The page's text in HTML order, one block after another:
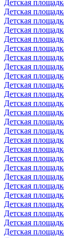
Детская
Детская
Детская
Детская
Детская
Детская
Детская
Детская
Детская
Детская
Детская
Детская
Детская
Детская
Детская
Детская
Детская
Детская
Детская
Детская
Детская
Детская
Детская
Детская
Детская
Детская